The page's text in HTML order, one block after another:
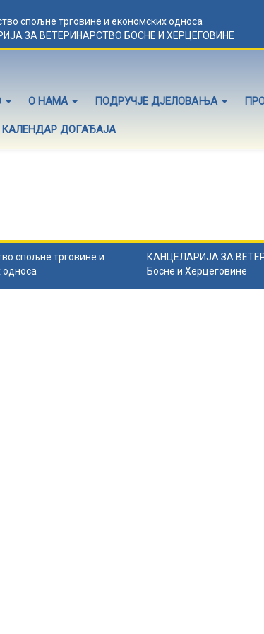
спољне трговине и економских односа
ЗА ВЕТЕРИНАРСТВО БОСНЕ И ХЕРЦЕГОВИНЕ
О НАМА ПОДРУЧЈЕ ДЈЕЛОВАЊА
КАЛЕНДАР ДОГАЂАЈА
спољне трговине и
односа
КАНЦЕЛАРИЈА ЗА
Босне и Херцеговине